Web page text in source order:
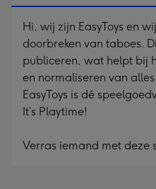
Hi, wij zijn EasyToys en
doorbreken van taboes.
publiceren, wat helpt bij
en normaliseren van
EasyToys is dé
It’s Playtime!
Verras iemand met deze